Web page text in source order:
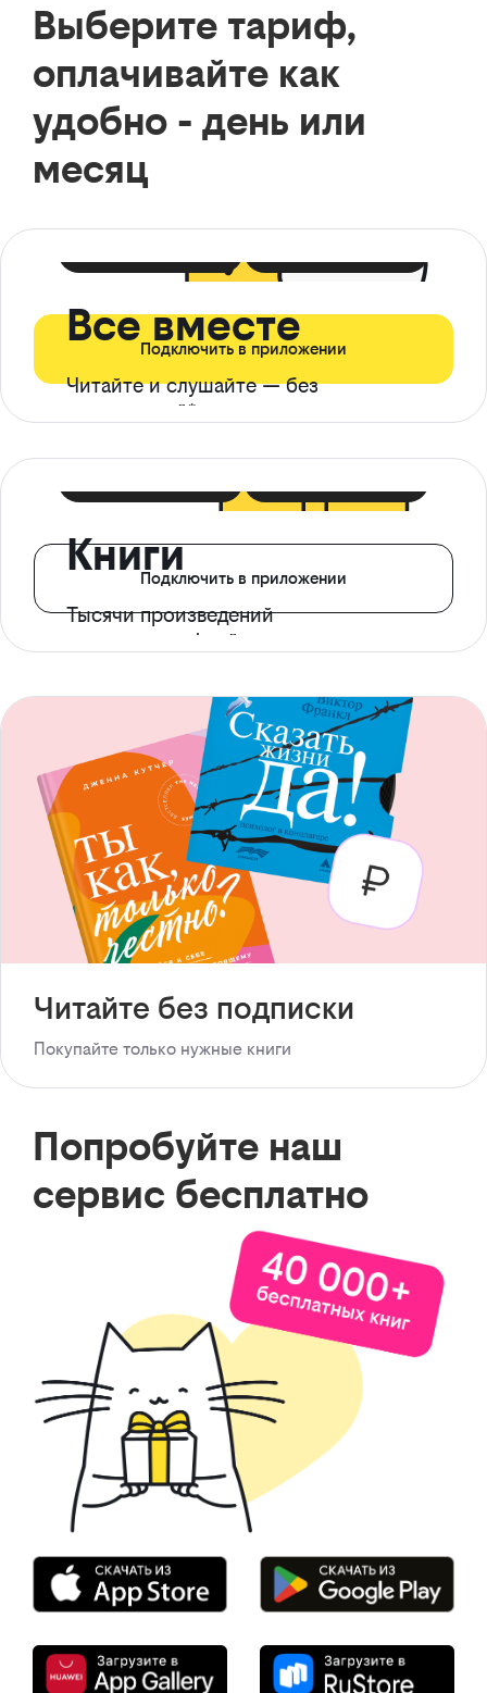
Выберите тариф,
оплачивайте как
удобно - день или
месяц
Все вместе
Читайте и слушайте — без
ограничений*
Подключить в приложении
Книги
Тысячи произведений
с доступом офлайн
Подключить в приложении
Читайте без подписки
Покупайте только нужные книги
Попробуйте наш
сервис бесплатно